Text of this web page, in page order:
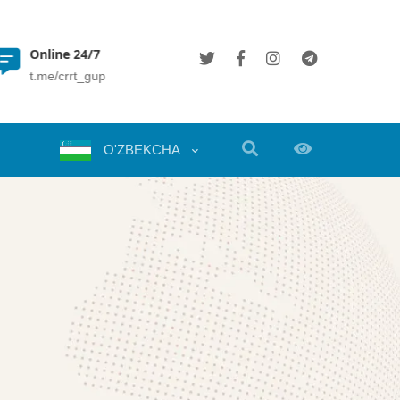
Online 24/7
t.me/crrt_gup
(+998 71) 202 35 49
O'ZBEKCHA